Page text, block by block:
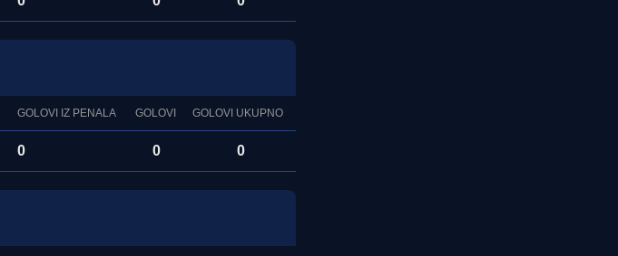
GOLOVI IZ PENALA GOLOVI GOLOVI UKUPNO
0 0 0